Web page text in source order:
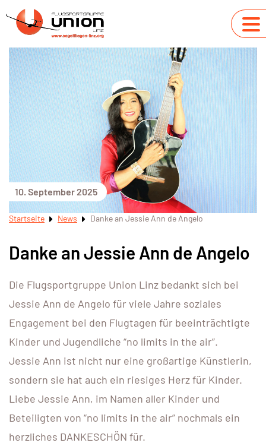
10. September 2025
Startseite News Danke an Jessie Ann de Angelo
Danke an Jessie Ann de Angelo
Die Flugsportgruppe Union Linz bedankt sich bei
Jessie Ann de Angelo für viele Jahre soziales
Engagement bei den Flugtagen für beeinträchtigte
Kinder und Jugendliche “no limits in the air”.
Jessie Ann ist nicht nur eine großartige Künstlerin,
sondern sie hat auch ein riesiges Herz für Kinder.
Liebe Jessie Ann, im Namen aller Kinder und
Beteiligten von “no limits in the air” nochmals ein
herzliches DANKESCHÖN für.